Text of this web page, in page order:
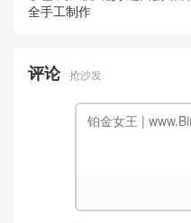
全手工制作
评论 抢沙发